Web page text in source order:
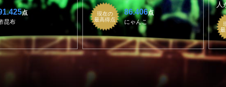
点
昆布
現在の
最高得点
86.406点
にゃんこ
人